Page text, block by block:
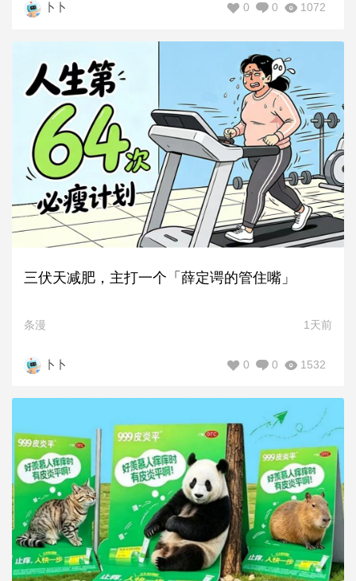
卜卜 1072
0
0
三伏天减肥，主打一个「薛定谔的管住嘴」
条漫 1天前
卜卜 1532
0
0